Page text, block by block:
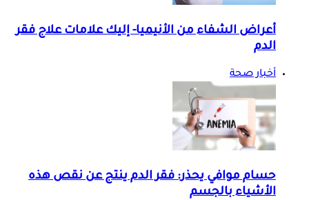
أعراض الشفاء من الأنيميا- إليك علامات علاج فقر
الدم
أخبار صحة
حسام موافي يحذر: فقر الدم ينتج عن نقص هذه
الأشياء بالجسم